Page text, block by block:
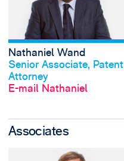
Profil anschauen
Nathaniel Wand
Senior Associate, Patent
Attorney
E-mail Nathaniel
Associates